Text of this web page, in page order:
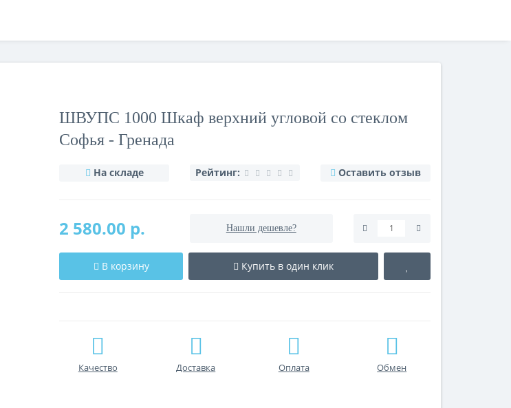
ШВУПС 1000 Шкаф верхний угловой со стеклом
Софья - Гренада
На складе Рейтинг: Оставить отзыв
2 580.00 р. Нашли дешевле?
В корзину Купить в один клик
Качество Доставка Оплата Обмен